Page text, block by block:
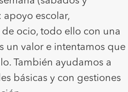
escolar,
ocio, todo ello con una
un valor e intentamos que
También ayudamos a
básicas y con gestiones